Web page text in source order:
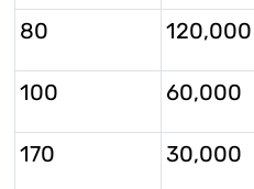
80 120,000
100 60,000
170 30,000